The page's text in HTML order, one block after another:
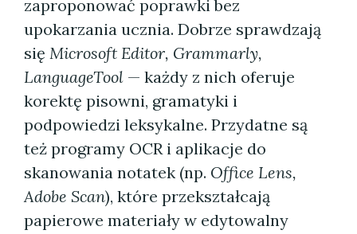
zaproponować poprawki bez
upokarzania ucznia. Dobrze sprawdzają
się Microsoft Editor, Grammarly,
LanguageTool — każdy z nich oferuje
korektę pisowni, gramatyki i
podpowiedzi leksykalne. Przydatne są
też programy OCR i aplikacje do
skanowania notatek (np. Office Lens,
Adobe Scan), które przekształcają
papierowe materiały w edytowalny